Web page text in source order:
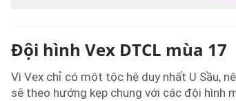
Đội hình Vex DTCL mùa 17
Vì Vex chỉ có một tộc hệ duy nhất U Sầu,
sẽ theo hướng kẹp chung với các đội hình